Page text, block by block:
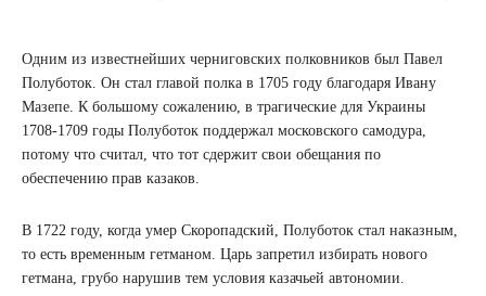
Одним из известнейших черниговских полковников был Павел
Полуботок. Он стал главой полка в 1705 году благодаря Ивану
Мазепе. К большому сожалению, в трагические для Украины
1708-1709 годы Полуботок поддержал московского самодура,
потому что считал, что тот сдержит свои обещания по
обеспечению прав казаков.
В 1722 году, когда умер Скоропадский, Полуботок стал наказным,
то есть временным гетманом. Царь запретил избирать нового
гетмана, грубо нарушив тем условия казачьей автономии.